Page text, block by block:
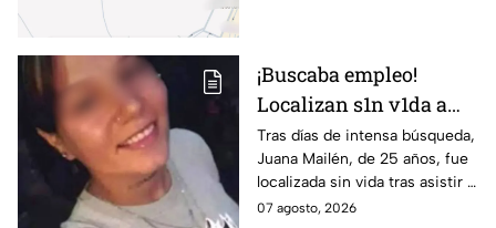
¡Buscaba empleo!
Localizan s1n v1da a
joven de 25 años que
acudió a entrevista de
trabajo falsa
Tras días de intensa búsqueda,
Juana Mailén, de 25 años, fue
localizada sin vida tras asistir a
una supuesta oferta laboral en
07 agosto, 2026